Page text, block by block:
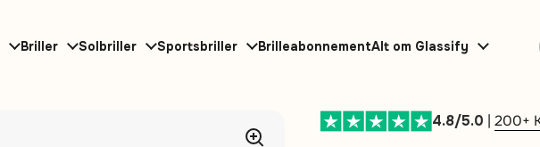
Briller Solbriller Sportsbriller BrilleabonnementAlt om Glassify
4.8/5.0 | 200+